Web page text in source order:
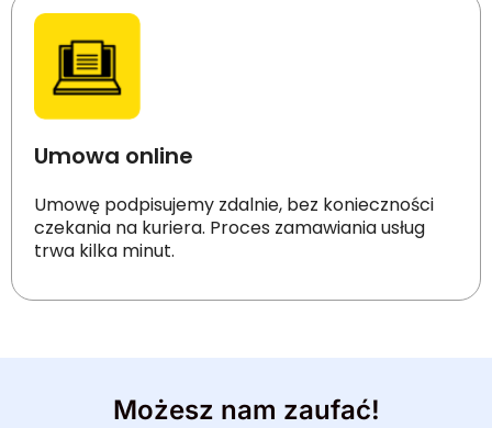
Umowa online
Umowę podpisujemy zdalnie, bez konieczności
czekania na kuriera. Proces zamawiania usług
trwa kilka minut.
Możesz nam zaufać!